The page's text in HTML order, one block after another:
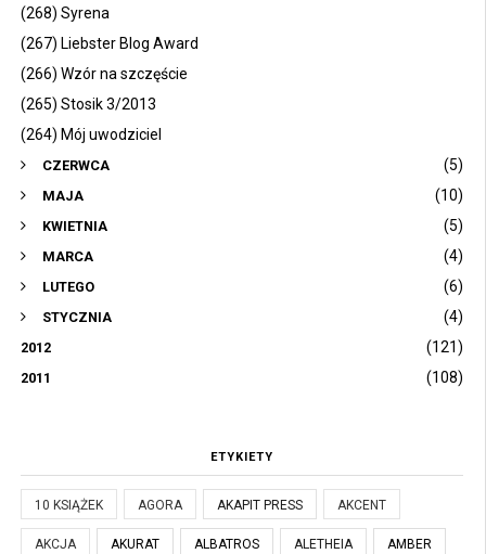
(268) Syrena
(267) Liebster Blog Award
(266) Wzór na szczęście
(265) Stosik 3/2013
(264) Mój uwodziciel
CZERWCA (5)
MAJA (10)
KWIETNIA (5)
MARCA (4)
LUTEGO (6)
STYCZNIA (4)
2012 (121)
2011 (108)
ETYKIETY
10 KSIĄŻEK AGORA AKAPIT PRESS AKCENT
AKCJA AKURAT ALBATROS ALETHEIA AMBER